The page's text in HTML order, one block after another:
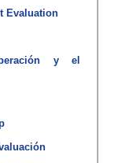
Evaluation
y el